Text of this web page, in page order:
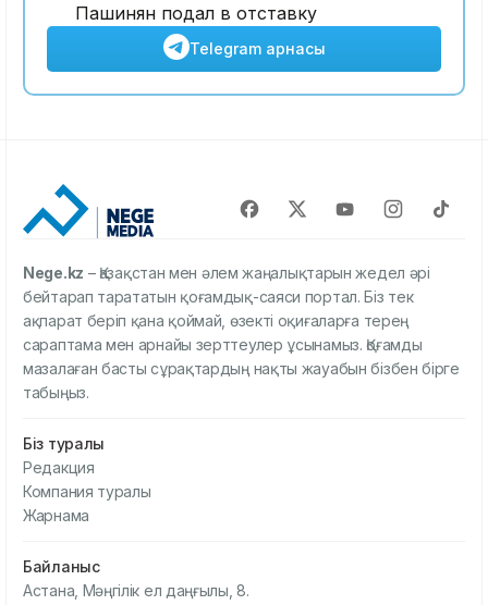
Пашинян подал в отставку
Telegram арнасы
Nege.kz – Қазақстан мен әлем жаңалықтарын жедел әрі
бейтарап тарататын қоғамдық-саяси портал. Біз тек
ақпарат беріп қана қоймай, өзекті оқиғаларға терең
сараптама мен арнайы зерттеулер ұсынамыз. Қоғамды
мазалаған басты сұрақтардың нақты жауабын бізбен бірге
табыңыз.
Біз туралы
Редакция
Компания туралы
Жарнама
Байланыс
Астана, Мәңгілік ел даңғылы, 8.